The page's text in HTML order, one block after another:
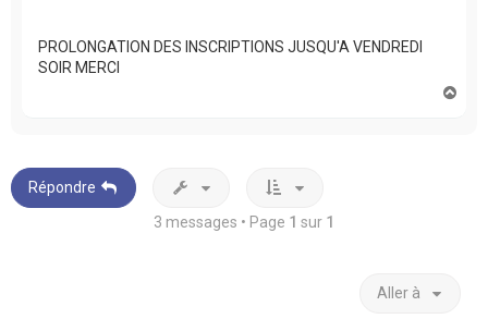
PROLONGATION DES INSCRIPTIONS JUSQU'A VENDREDI
SOIR MERCI
Répondre
3 messages • Page 1 sur 1
Aller à